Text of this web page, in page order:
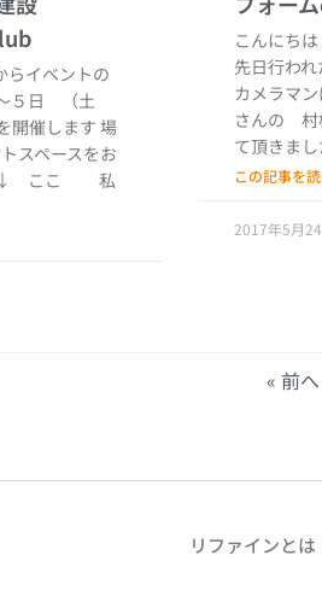
イベントの
５日 （土
開催します 場
スペースをお
↓ ここ 私
こんにち
先日行われ
カメラマ
さんの 村
て頂きま
この記事を
2017年5月
« 前へ
リファインとは